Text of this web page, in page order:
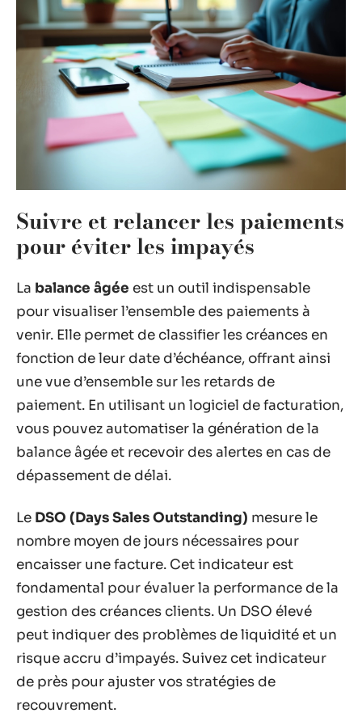
Suivre et relancer les paiements
pour éviter les impayés
La balance âgée est un outil indispensable
pour visualiser l’ensemble des paiements à
venir. Elle permet de classifier les créances en
fonction de leur date d’échéance, offrant ainsi
une vue d’ensemble sur les retards de
paiement. En utilisant un logiciel de facturation,
vous pouvez automatiser la génération de la
balance âgée et recevoir des alertes en cas de
dépassement de délai.
Le DSO (Days Sales Outstanding) mesure le
nombre moyen de jours nécessaires pour
encaisser une facture. Cet indicateur est
fondamental pour évaluer la performance de la
gestion des créances clients. Un DSO élevé
peut indiquer des problèmes de liquidité et un
risque accru d’impayés. Suivez cet indicateur
de près pour ajuster vos stratégies de
recouvrement.